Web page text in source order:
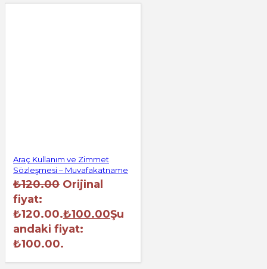
Araç Kullanım ve Zimmet
Sözleşmesi – Muvafakatname
₺120.00 Orijinal
fiyat:
₺120.00.₺100.00Şu
andaki fiyat:
₺100.00.